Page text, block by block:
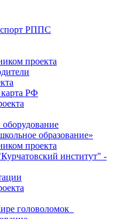
РППС
проекта
РФ
оборудование
образование»
проекта
институт" -
головоломок